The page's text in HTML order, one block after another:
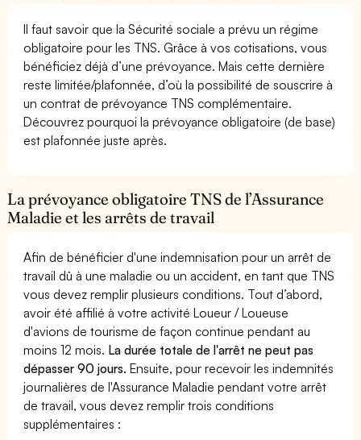
Il faut savoir que la Sécurité sociale a prévu un régime
obligatoire pour les TNS. Grâce à vos cotisations, vous
bénéficiez déjà d’une prévoyance. Mais cette dernière
reste limitée/plafonnée, d’où la possibilité de souscrire à
un contrat de prévoyance TNS complémentaire.
Découvrez pourquoi la prévoyance obligatoire (de base)
est plafonnée juste après.
La prévoyance obligatoire TNS de l’Assurance
Maladie et les arrêts de travail
Afin de bénéficier d'une indemnisation pour un arrêt de
travail dû à une maladie ou un accident, en tant que TNS
vous devez remplir plusieurs conditions. Tout d’abord,
avoir été affilié à votre activité Loueur / Loueuse
d'avions de tourisme de façon continue pendant au
moins 12 mois. La durée totale de l'arrêt ne peut pas
dépasser 90 jours. Ensuite, pour recevoir les indemnités
journalières de l'Assurance Maladie pendant votre arrêt
de travail, vous devez remplir trois conditions
supplémentaires :